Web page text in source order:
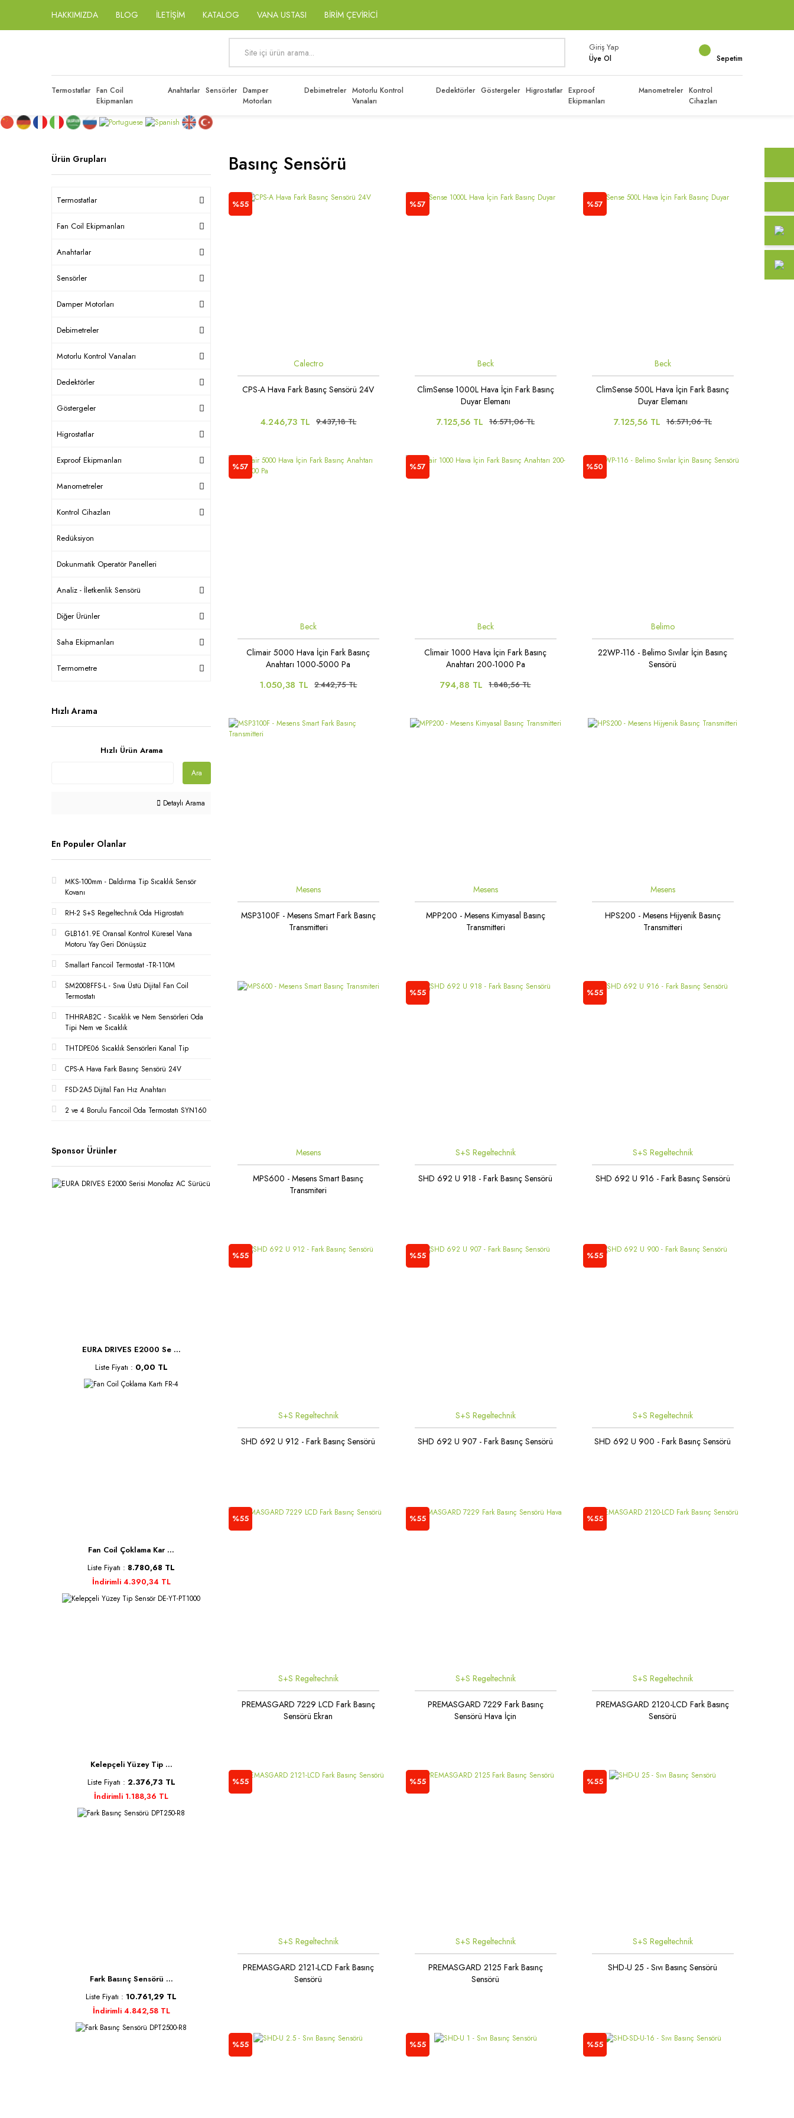
HAKKIMIZDA BLOG İLETİŞİM KATALOG VANA USTASI BİRİM ÇEVİRİCİ
Giriş Yap
Üye Ol Sepetim
Termostatlar Fan Coil
Ekipmanları
Anahtarlar Sensörler Damper
Motorları
Debimetreler Motorlu Kontrol
Vanaları
Dedektörler Göstergeler Higrostatlar Exproof
Ekipmanları
Manometreler Kontrol
Cihazları
Ürün Grupları
Termostatlar
Fan Coil Ekipmanları
Anahtarlar
Sensörler
Damper Motorları
Debimetreler
Motorlu Kontrol Vanaları
Dedektörler
Göstergeler
Higrostatlar
Exproof Ekipmanları
Manometreler
Kontrol Cihazları
Redüksiyon
Dokunmatik Operatör Panelleri
Analiz - İletkenlik Sensörü
Diğer Ürünler
Saha Ekipmanları
Termometre
Hızlı Arama
Hızlı Ürün Arama
Ara
Detaylı Arama
En Populer Olanlar
MKS-100mm - Daldırma Tip Sıcaklık Sensör
Kovanı
RH-2 S+S Regeltechnık Oda Higrostatı
GLB161.9E Oransal Kontrol Küresel Vana
Motoru Yay Geri Dönüşsüz
Smallart Fancoil Termostat -TR-110M
SM2008FFS-L - Sıva Üstü Dijital Fan Coil
Termostatı
THHRAB2C - Sıcaklık ve Nem Sensörleri Oda
Tipi Nem ve Sıcaklık
THTDPE06 Sıcaklık Sensörleri Kanal Tip
CPS-A Hava Fark Basınç Sensörü 24V
FSD-2A5 Dijital Fan Hız Anahtarı
2 ve 4 Borulu Fancoil Oda Termostatı SYN160
Sponsor Ürünler
EURA DRIVES E2000 Se ...
Liste Fiyatı : 0,00 TL
Fan Coil Çoklama Kar ...
Liste Fiyatı : 8.780,68 TL
İndirimli 4.390,34 TL
Kelepçeli Yüzey Tip ...
Liste Fiyatı : 2.376,73 TL
İndirimli 1.188,36 TL
Fark Basınç Sensörü ...
Liste Fiyatı : 10.761,29 TL
İndirimli 4.842,58 TL
Basınç Sensörü
%55
Calectro
CPS-A Hava Fark Basınç Sensörü 24V
4.246,73 TL 9.437,18 TL
%57
Beck
ClimSense 1000L Hava İçin Fark Basınç
Duyar Elemanı
7.125,56 TL 16.571,06 TL
%57
Beck
ClimSense 500L Hava İçin Fark Basınç
Duyar Elemanı
7.125,56 TL 16.571,06 TL
%57
Beck
Climair 5000 Hava İçin Fark Basınç
Anahtarı 1000-5000 Pa
1.050,38 TL 2.442,75 TL
%57
Beck
Climair 1000 Hava İçin Fark Basınç
Anahtarı 200-1000 Pa
794,88 TL 1.848,56 TL
%50
Belimo
22WP-116 - Belimo Sıvılar İçin Basınç
Sensörü
Mesens
MSP3100F - Mesens Smart Fark Basınç
Transmitteri
Mesens
MPP200 - Mesens Kimyasal Basınç
Transmitteri
Mesens
HPS200 - Mesens Hijyenik Basınç
Transmitteri
Mesens
MPS600 - Mesens Smart Basınç
Transmiteri
%55
S+S Regeltechnik
SHD 692 U 918 - Fark Basınç Sensörü
%55
S+S Regeltechnik
SHD 692 U 916 - Fark Basınç Sensörü
%55
S+S Regeltechnik
SHD 692 U 912 - Fark Basınç Sensörü
%55
S+S Regeltechnik
SHD 692 U 907 - Fark Basınç Sensörü
%55
S+S Regeltechnik
SHD 692 U 900 - Fark Basınç Sensörü
%55
S+S Regeltechnik
PREMASGARD 7229 LCD Fark Basınç
Sensörü Ekran
%55
S+S Regeltechnik
PREMASGARD 7229 Fark Basınç
Sensörü Hava İçin
%55
S+S Regeltechnik
PREMASGARD 2120-LCD Fark Basınç
Sensörü
%55
S+S Regeltechnik
PREMASGARD 2121-LCD Fark Basınç
Sensörü
%55
S+S Regeltechnik
PREMASGARD 2125 Fark Basınç
Sensörü
%55
S+S Regeltechnik
SHD-U 25 - Sıvı Basınç Sensörü
%55 %55 %55